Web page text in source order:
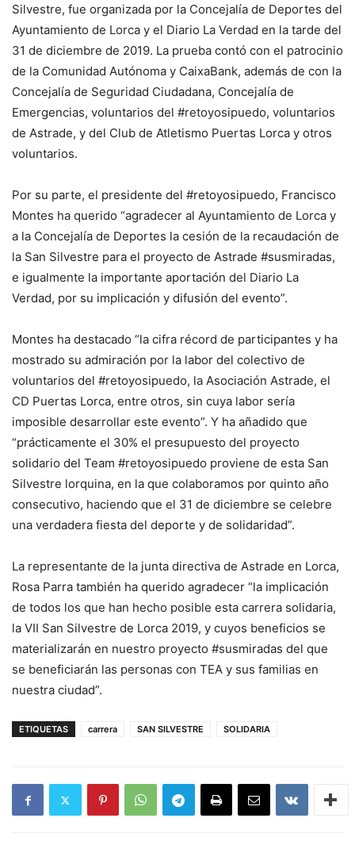
Silvestre, fue organizada por la Concejalía de Deportes del
Ayuntamiento de Lorca y el Diario La Verdad en la tarde del
31 de diciembre de 2019. La prueba contó con el patrocinio
de la Comunidad Autónoma y CaixaBank, además de con la
Concejalía de Seguridad Ciudadana, Concejalía de
Emergencias, voluntarios del #retoyosipuedo, voluntarios
de Astrade, y del Club de Atletismo Puertas Lorca y otros
voluntarios.
Por su parte, el presidente del #retoyosipuedo, Francisco
Montes ha querido “agradecer al Ayuntamiento de Lorca y
a la Concejalía de Deportes la cesión de la recaudación de
la San Silvestre para el proyecto de Astrade #susmiradas,
e igualmente la importante aportación del Diario La
Verdad, por su implicación y difusión del evento”.
Montes ha destacado “la cifra récord de participantes y ha
mostrado su admiración por la labor del colectivo de
voluntarios del #retoyosipuedo, la Asociación Astrade, el
CD Puertas Lorca, entre otros, sin cuya labor sería
imposible desarrollar este evento”. Y ha añadido que
“prácticamente el 30% el presupuesto del proyecto
solidario del Team #retoyosipuedo proviene de esta San
Silvestre lorquina, en la que colaboramos por quinto año
consecutivo, haciendo que el 31 de diciembre se celebre
una verdadera fiesta del deporte y de solidaridad”.
La representante de la junta directiva de Astrade en Lorca,
Rosa Parra también ha querido agradecer “la implicación
de todos los que han hecho posible esta carrera solidaria,
la VII San Silvestre de Lorca 2019, y cuyos beneficios se
materializarán en nuestro proyecto #susmiradas del que
se beneficiarán las personas con TEA y sus familias en
nuestra ciudad”.
ETIQUETAS carrera SAN SILVESTRE SOLIDARIA